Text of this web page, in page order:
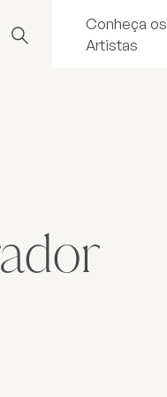
Conheça os
Artistas